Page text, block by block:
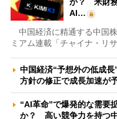
AI…
中国経済に精通する中国
ミアム連載「チャイナ・リ
中国経済“予想外の低成
方針の修正で成長加速が
“AI革命”で爆発的な需要
か？ 高い競争力を持つ